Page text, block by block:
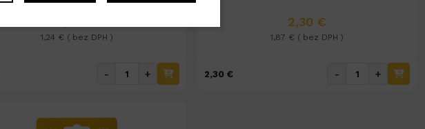
1,24 € ( bez DPH )
- +
2,30 €
1,87 € ( bez DPH )
2,30 € - +